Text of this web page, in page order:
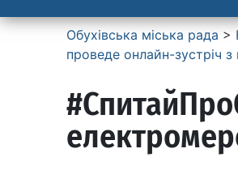
Обухівська міська рада >
проведе онлайн-зустріч